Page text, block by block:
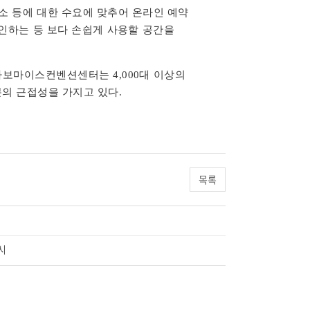
등에 대한 수요에 맞추어 온라인 예약
하는 등 보다 손쉽게 사용할 공간을
마이스컨벤션센터는 4,000대 이상의
근접성을 가지고 있다.
목록